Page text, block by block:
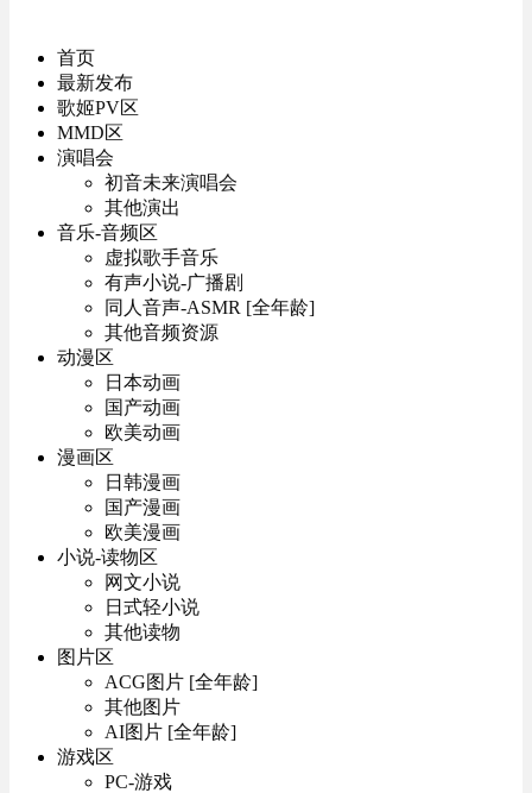
首页
最新发布
歌姬PV区
MMD区
演唱会
初音未来演唱会
其他演出
音乐-音频区
虚拟歌手音乐
有声小说-广播剧
同人音声-ASMR [全年龄]
其他音频资源
动漫区
日本动画
国产动画
欧美动画
漫画区
日韩漫画
国产漫画
欧美漫画
小说-读物区
网文小说
日式轻小说
其他读物
图片区
ACG图片 [全年龄]
其他图片
AI图片 [全年龄]
游戏区
PC-游戏